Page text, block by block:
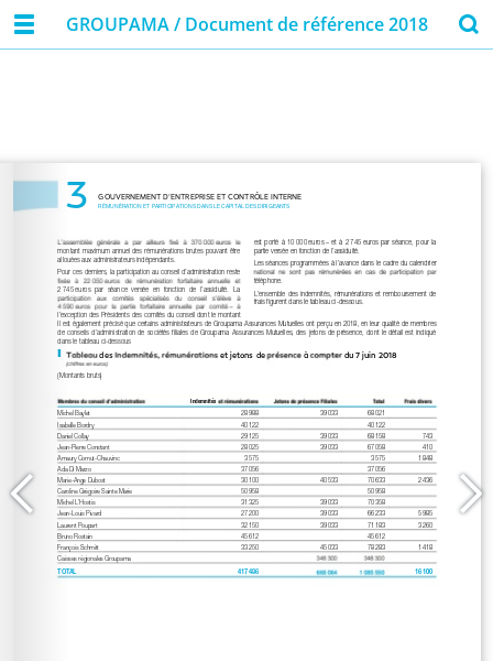
GROUPAMA / Document de référence 2018